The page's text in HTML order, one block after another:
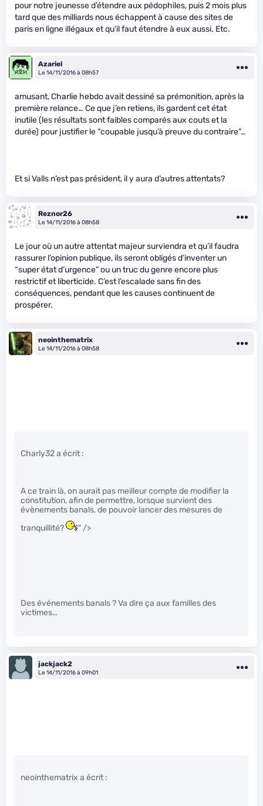
pour notre jeunesse d’étendre aux pédophiles, puis 2 mois plus
tard que des milliards nous échappent à cause des sites de
paris en ligne illégaux et qu’il faut étendre à eux aussi. Etc.
Azariel
Le 14/11/2016 à 08h57
amusant, Charlie hebdo avait dessiné sa prémonition, après la
première relance… Ce que j’en retiens, ils gardent cet état
inutile (les résultats sont faibles comparés aux couts et la
durée) pour justifier le “coupable jusqu’à preuve du contraire”…
Et si Valls n’est pas président, il y aura d’autres attentats?
Reznor26
Le 14/11/2016 à 08h58
Le jour où un autre attentat majeur surviendra et qu’il faudra
rassurer l’opinion publique, ils seront obligés d’inventer un
“super état d’urgence” ou un truc du genre encore plus
restrictif et liberticide. C’est l’escalade sans fin des
conséquences, pendant que les causes continuent de
prospérer.
neointhematrix
Le 14/11/2016 à 08h58
Charly32 a écrit :
A ce train là, on aurait pas meilleur compte de modifier la
constitution, afin de permettre, lorsque survient des
évènements banals, de pouvoir lancer des mesures de
tranquillité?
" />
Des événements banals ? Va dire ça aux familles des
victimes…
jackjack2
Le 14/11/2016 à 09h01
neointhematrix a écrit :